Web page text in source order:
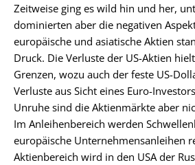
Zeitweise ging es wild hin und her,
dominierten aber die negativen
europäische und asiatische Aktien
Druck. Die Verluste der US-Aktien
Grenzen, wozu auch der feste US-
Verluste aus Sicht eines Euro-
Unruhe sind die Aktienmärkte aber
Im Anleihenbereich werden
europäische Unternehmensanleihen
Aktienbereich wird in den USA der